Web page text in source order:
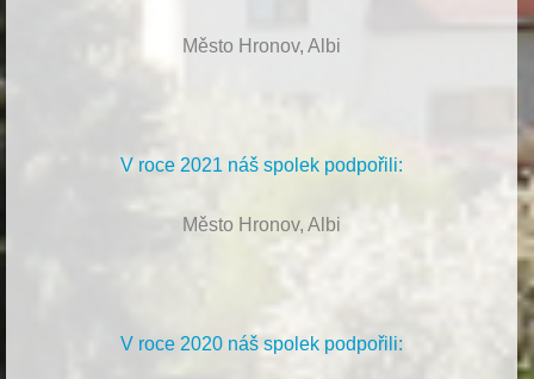
Město Hronov, Albi
V roce 2021 náš spolek podpořili:
Město Hronov, Albi
V roce 2020 náš spolek podpořili: